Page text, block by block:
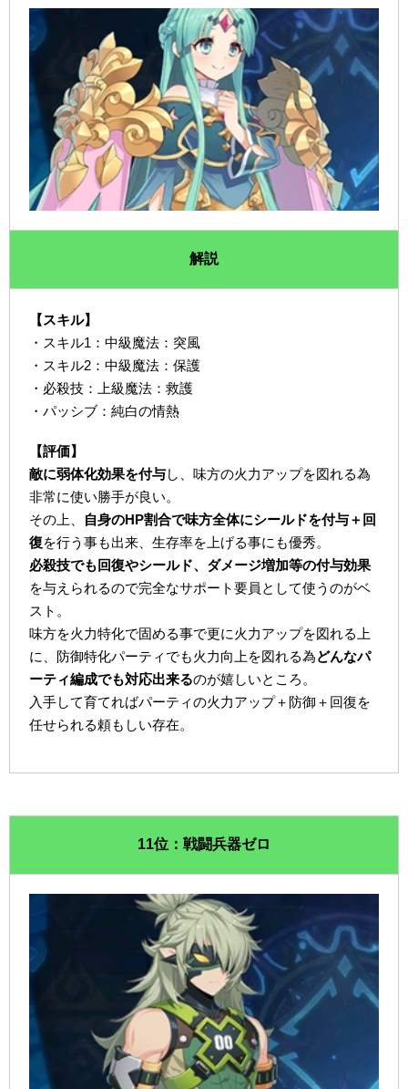
解説
【スキル】
・スキル1：中級魔法：突風
・スキル2：中級魔法：保護
・必殺技：上級魔法：救護
・パッシブ：純白の情熱
【評価】
敵に弱体化効果を付与し、味方の火力アップを図れる為
非常に使い勝手が良い。
その上、 自身のHP割合で味方全体にシールドを付与＋回
復を行う事も出来、生存率を上げる事にも優秀。
必殺技でも回復やシールド、ダメージ増加等の付与効果
を与えられるので完全なサポート要員として使うのがベ
スト。
味方を火力特化で固める事で更に火力アップを図れる上
に、防御特化パーティでも火力向上を図れる為どんなパ
ーティ編成でも対応出来るのが嬉しいところ。
入手して育てればパーティの火力アップ＋防御＋回復を
任せられる頼もしい存在。
11位：戦闘兵器ゼロ